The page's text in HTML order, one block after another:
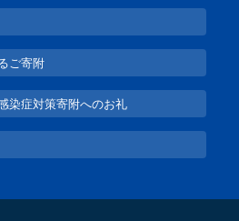
ご寄附
染症対策寄附へのお礼